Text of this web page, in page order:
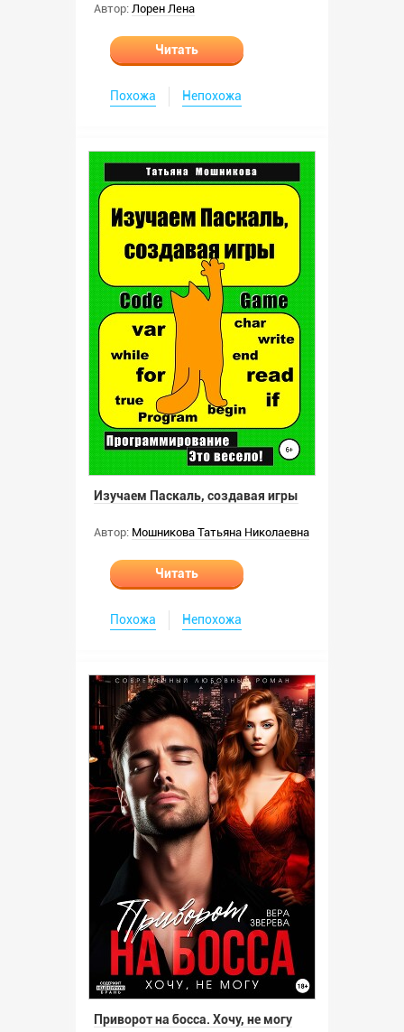
Автор: Лорен Лена
Читать
Похожа Непохожа
Изучаем Паскаль, создавая игры
Автор: Мошникова Татьяна Николаевна
Читать
Похожа Непохожа
Приворот на босса. Хочу, не могу